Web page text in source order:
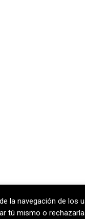
la navegación de
tú mismo o